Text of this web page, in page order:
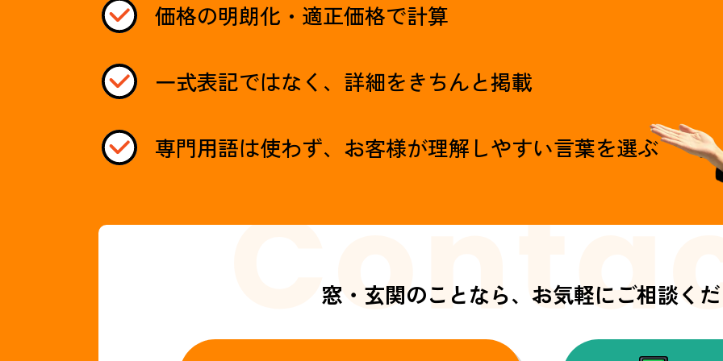
価格の明朗化・適正価格で計算
一式表記ではなく、詳細をきちんと掲載
専門用語は使わず、お客様が理解しやすい言葉を選ぶ
窓・玄関のことなら、 お気軽にご相談く